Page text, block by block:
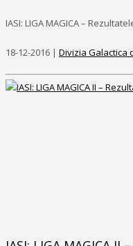
IASI: LIGA MAGICA –
18-12-2016 | Divizia Galactica